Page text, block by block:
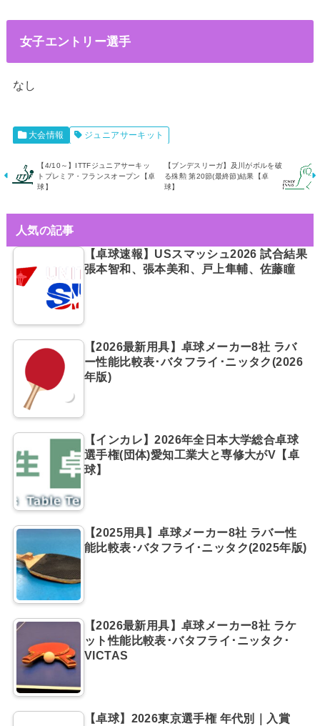
女子エントリー選手
なし
大会情報 ジュニアサーキット
【4/10～】ITTFジュニアサーキッ
トプレミア・フランスオープン【卓
球】
【ブンデスリーガ】及川がボルを破
る殊勲 第20節(最終節)結果【卓
球】
人気の記事
【卓球速報】USスマッシュ2026 試合結果
張本智和、張本美和、戸上隼輔、佐藤瞳
【2026最新用具】卓球メーカー8社 ラバ
ー性能比較表･バタフライ･ニッタク(2026
年版)
【インカレ】2026年全日本大学総合卓球
選手権(団体)愛知工業大と専修大がV【卓
球】
【2025用具】卓球メーカー8社 ラバー性
能比較表･バタフライ･ニッタク(2025年版)
【2026最新用具】卓球メーカー8社 ラケ
ット性能比較表･バタフライ･ニッタク･
VICTAS
【卓球】2026東京選手権 年代別｜入賞